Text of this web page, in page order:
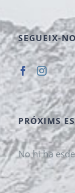
SEGUEIX-
PRÓXIMS
No hi ha